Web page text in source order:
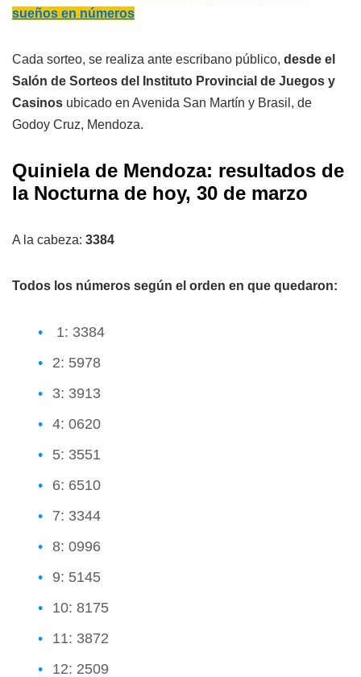
sueños en números
Cada sorteo, se realiza ante escribano público, desde el
Salón de Sorteos del Instituto Provincial de Juegos y
Casinos ubicado en Avenida San Martín y Brasil, de
Godoy Cruz, Mendoza.
Quiniela de Mendoza: resultados de
la Nocturna de hoy, 30 de marzo
A la cabeza: 3384
Todos los números según el orden en que quedaron:
1: 3384
2: 5978
3: 3913
4: 0620
5: 3551
6: 6510
7: 3344
8: 0996
9: 5145
10: 8175
11: 3872
12: 2509